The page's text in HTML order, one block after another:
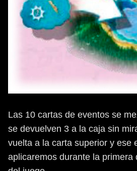
Las 10 cartas de eventos se
se devuelven 3 a la caja sin
vuelta a la carta superior y ese
aplicaremos durante la primera